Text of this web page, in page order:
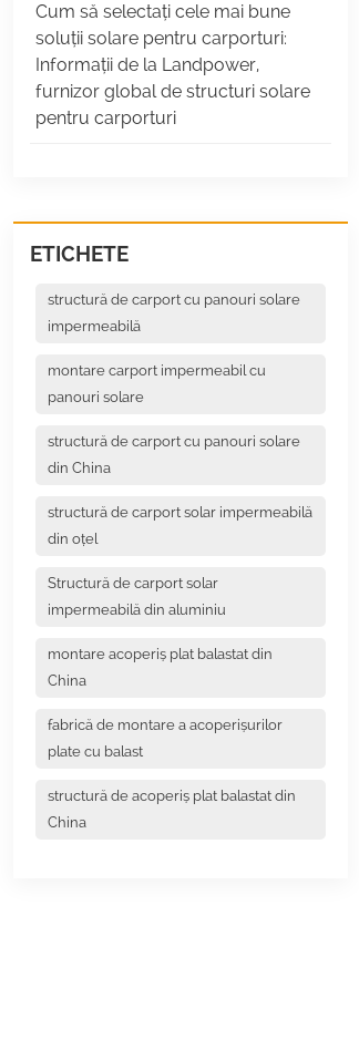
Cum să selectați cele mai bune
soluții solare pentru carporturi:
Informații de la Landpower,
furnizor global de structuri solare
pentru carporturi
ETICHETE
structură de carport cu panouri solare
impermeabilă
montare carport impermeabil cu
panouri solare
structură de carport cu panouri solare
din China
structură de carport solar impermeabilă
din oțel
Structură de carport solar
impermeabilă din aluminiu
montare acoperiș plat balastat din
China
fabrică de montare a acoperișurilor
plate cu balast
structură de acoperiș plat balastat din
China